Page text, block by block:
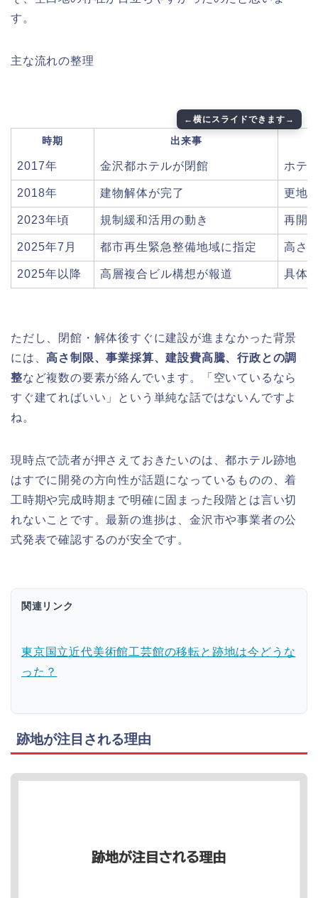
す。
主な流れの整理
時期 出来事
2017年 金沢都ホテルが閉館 ホテ
2018年 建物解体が完了 更地
2023年頃 規制緩和活用の動き 再開
2025年7月 都市再生緊急整備地域に指定 高さ
2025年以降 高層複合ビル構想が報道 具体
ただし、閉館・解体後すぐに建設が進まなかった背景
には、高さ制限、事業採算、建設費高騰、行政との調
整など複数の要素が絡んでいます。「空いているなら
すぐ建てればいい」という単純な話ではないんですよ
ね。
現時点で読者が押さえておきたいのは、都ホテル跡地
はすでに開発の方向性が話題になっているものの、着
工時期や完成時期まで明確に固まった段階とは言い切
れないことです。最新の進捗は、金沢市や事業者の公
式発表で確認するのが安全です。
関連リンク
東京国立近代美術館工芸館の移転と跡地は今どうな
った？
跡地が注目される理由